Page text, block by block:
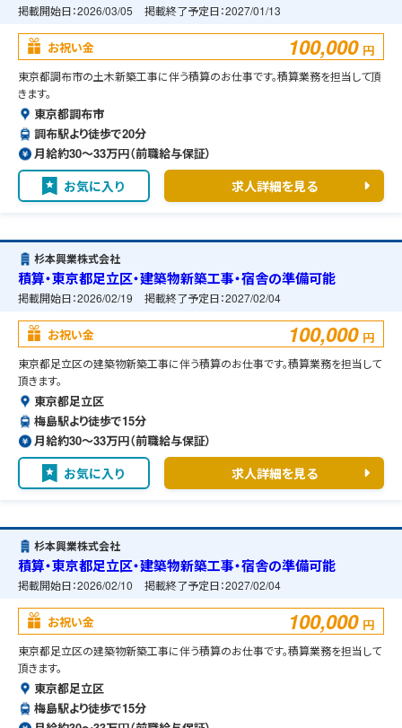
掲載開始日：2026/03/05 掲載終了予定日：2027/01/13
お祝い金 100,000 円
東京都調布市の土木新築工事に伴う積算のお仕事です。積算業務を担当して頂
きます。
東京都調布市
調布駅より徒歩で20分
月給約30〜33万円（前職給与保証）
お気に入り 求人詳細を見る
杉本興業株式会社
積算・東京都足立区・建築物新築工事・宿舎の準備可能
掲載開始日：2026/02/19 掲載終了予定日：2027/02/04
お祝い金 100,000 円
東京都足立区の建築物新築工事に伴う積算のお仕事です。積算業務を担当して
頂きます。
東京都足立区
梅島駅より徒歩で15分
月給約30〜33万円（前職給与保証）
お気に入り 求人詳細を見る
杉本興業株式会社
積算・東京都足立区・建築物新築工事・宿舎の準備可能
掲載開始日：2026/02/10 掲載終了予定日：2027/02/04
お祝い金 100,000 円
東京都足立区の建築物新築工事に伴う積算のお仕事です。積算業務を担当して
頂きます。
東京都足立区
梅島駅より徒歩で15分